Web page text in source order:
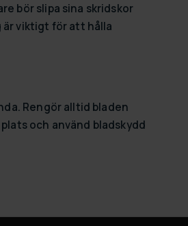
bör slipa sina skridskor
är viktigt för att hålla
Rengör alltid bladen
och använd bladskydd